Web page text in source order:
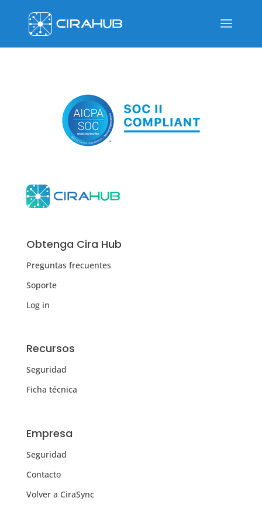
Obtenga Cira Hub
Preguntas frecuentes
Soporte
Log in
Recursos
Seguridad
Ficha técnica
Empresa
Seguridad
Contacto
Volver a CiraSync